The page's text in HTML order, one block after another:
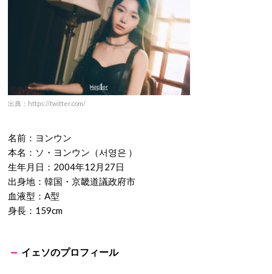
生年月日：2004年7月27日
身長：166cm
ヨンウンのプロフィール
出典：https://twitter.com/